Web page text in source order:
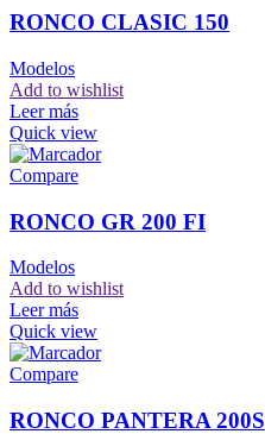
RONCO CLASIC 150
Modelos
Add to wishlist
Leer más
Quick view
Compare
RONCO GR 200 FI
Modelos
Add to wishlist
Leer más
Quick view
Compare
RONCO PANTERA 200S